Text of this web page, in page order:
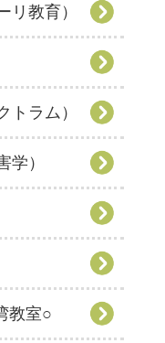
リ教育）
トラム）
学）
教室○